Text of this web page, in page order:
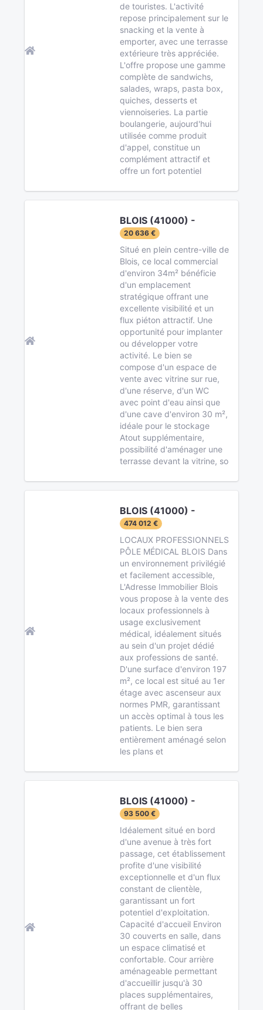
de touristes. L'activité
repose principalement sur le
snacking et la vente à
emporter, avec une terrasse
extérieure très appréciée.
L'offre propose une gamme
complète de sandwichs,
salades, wraps, pasta box,
quiches, desserts et
viennoiseries. La partie
boulangerie, aujourd'hui
utilisée comme produit
d'appel, constitue un
complément attractif et
offre un fort potentiel
BLOIS (41000) -
20 636 €
Situé en plein centre-ville de
Blois, ce local commercial
d'environ 34m² bénéficie
d'un emplacement
stratégique offrant une
excellente visibilité et un
flux piéton attractif. Une
opportunité pour implanter
ou développer votre
activité. Le bien se
compose d'un espace de
vente avec vitrine sur rue,
d'une réserve, d'un WC
avec point d'eau ainsi que
d'une cave d'environ 30 m²,
idéale pour le stockage
Atout supplémentaire,
possibilité d'aménager une
terrasse devant la vitrine, so
BLOIS (41000) -
474 012 €
LOCAUX PROFESSIONNELS
PÔLE MÉDICAL BLOIS Dans
un environnement privilégié
et facilement accessible,
L'Adresse Immobilier Blois
vous propose à la vente des
locaux professionnels à
usage exclusivement
médical, idéalement situés
au sein d'un projet dédié
aux professions de santé.
D'une surface d'environ 197
m², ce local est situé au 1er
étage avec ascenseur aux
normes PMR, garantissant
un accès optimal à tous les
patients. Le bien sera
entièrement aménagé selon
les plans et
BLOIS (41000) -
93 500 €
Idéalement situé en bord
d'une avenue à très fort
passage, cet établissement
profite d'une visibilité
exceptionnelle et d'un flux
constant de clientèle,
garantissant un fort
potentiel d'exploitation.
Capacité d'accueil Environ
30 couverts en salle, dans
un espace climatisé et
confortable. Cour arrière
aménageable permettant
d'accueillir jusqu'à 30
places supplémentaires,
offrant de belles